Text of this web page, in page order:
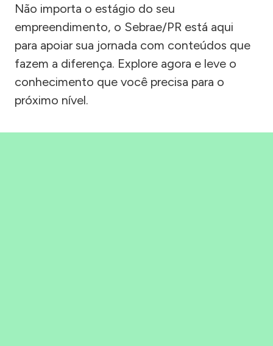
Não importa o estágio do seu
empreendimento, o Sebrae/PR está aqui
para apoiar sua jornada com conteúdos que
fazem a diferença. Explore agora e leve o
conhecimento que você precisa para o
próximo nível.